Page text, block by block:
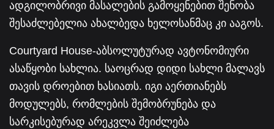
ადგილობრივი მასალების გამოყენებით შენობა
შესაძლებელია ახალბედა ხელოსანმაც კი ააგოს.
Courtyard House-აბსოლუტურად ავტონომიური
ასაწყობი სახლია. საოცრად დიდი სახლი მალავს
თავის დროებით ხასიათს. იგი აერთიანებს
მოდულებს, რომლების შემობრუნება და
სარკისებურად არეკვლა შეიძლება